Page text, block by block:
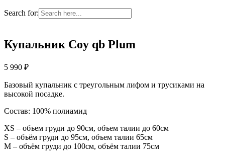
Search for:
Купальник Coy qb Plum
5 990 ₽
Базовый купальник с треугольным лифом и трусиками на
высокой посадке.
Состав: 100% полиамид
XS – объем груди до 90см, объем талии до 60см
S – объём груди до 95см, объем талии 65см
M – объём груди до 100см, объём талии 75см